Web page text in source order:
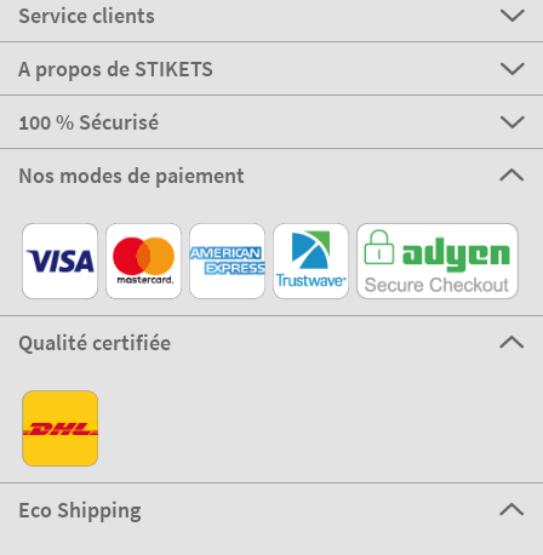
Service clients
A propos de STIKETS
100 % Sécurisé
Nos modes de paiement
Qualité certifiée
Eco Shipping